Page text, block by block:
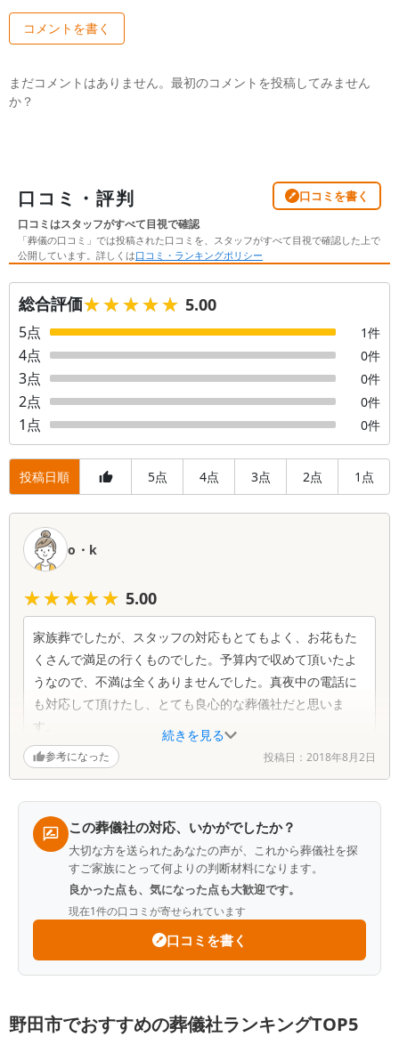
コメントを書く
まだコメントはありません。最初のコメントを投稿してみません
か？
口コミ・評判 口コミを書く
口コミはスタッフがすべて目視で確認
「葬儀の口コミ」では投稿された口コミを、スタッフがすべて目視で確認した上で
公開しています。詳しくは口コミ・ランキングポリシー
総合評価★★★★★
★★★★★ 5.00
5点 1件
4点 0件
3点 0件
2点 0件
1 点 0件
投稿日順 5点 4点 3点 2点 1 点
続きを見る
o・k
★★★★★
★★★★★ 5.00
家族葬でしたが、スタッフの対応もとてもよく、お花もた
くさんで満足の行くものでした。予算内で収めて頂いたよ
うなので、不満は全くありませんでした。真夜中の電話に
も対応して頂けたし、とても良心的な葬儀社だと思いま
す。
参考になった 投稿日： 2018年8月2日
この葬儀社の対応、いかがでしたか？
大切な方を送られたあなたの声が、これから葬儀社を探
すご家族にとって何よりの判断材料になります。
良かった点も、気になった点も大歓迎です。
現在1件の口コミが寄せられています
口コミを書く
野田市でおすすめの葬儀社ランキングTOP5